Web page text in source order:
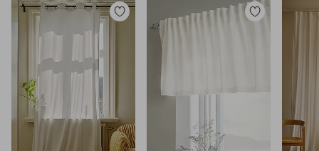
Tilføj
Tilføj